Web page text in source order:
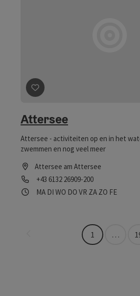
Bijdrage aankruisen
Attersee
Attersee - activiteiten op en in het
zwemmen en nog veel meer
Attersee am Attersee
Telefoon
+43 6132 26909-200
Openingstijden
MA maandag geopend
DI dinsdag geopend
WO woensdag geopend
DO donderdag geopend
VR vrijdag geopend
ZA zaterdag
ZO zondag
FEop
1 …